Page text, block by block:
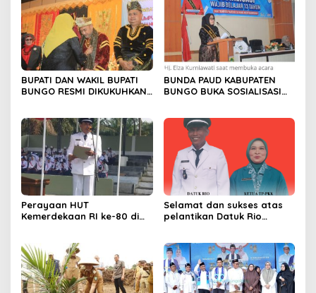
BUPATI DAN WAKIL BUPATI
BUNGO RESMI DIKUKUHKAN
BUNDA PAUD KABUPATEN
BUNGO BUKA SOSIALISASI
Perayaan HUT
Kemerdekaan RI ke-80 di
Selamat dan sukses atas
pelantikan Datuk Rio